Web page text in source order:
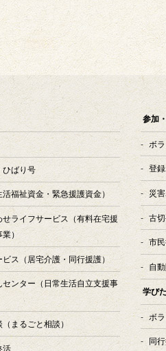
ひばり号
活福祉資金・緊急援護資金）
せライフサービス
（有料在宅援
）
ビス （居宅介護・同行援護）
センター （日常生活自立支援事
（まるごと相談）
活
参加
ボ
登
災
古
市
自
学び
ボ
同